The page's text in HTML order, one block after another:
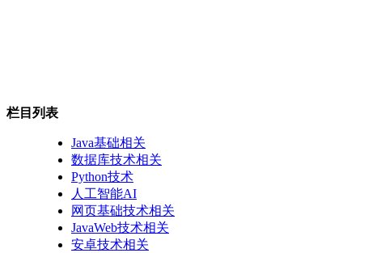
栏目列表
Java基础相关
数据库技术相关
Python技术
人工智能AI
网页基础技术相关
JavaWeb技术相关
安卓技术相关